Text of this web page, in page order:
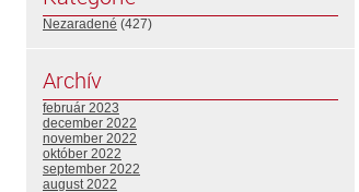
Nezaradené (427)
Archív
február 2023
december 2022
november 2022
október 2022
september 2022
august 2022